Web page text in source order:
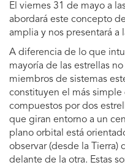
El viernes 31 de mayo a
abordará este concepto
amplia y nos presentará a
A diferencia de lo que
mayoría de las estrellas
miembros de sistemas
constituyen el más simple
compuestos por dos
que giran entorno a un
plano orbital está
observar (desde la Tierra)
delante de la otra. Estas